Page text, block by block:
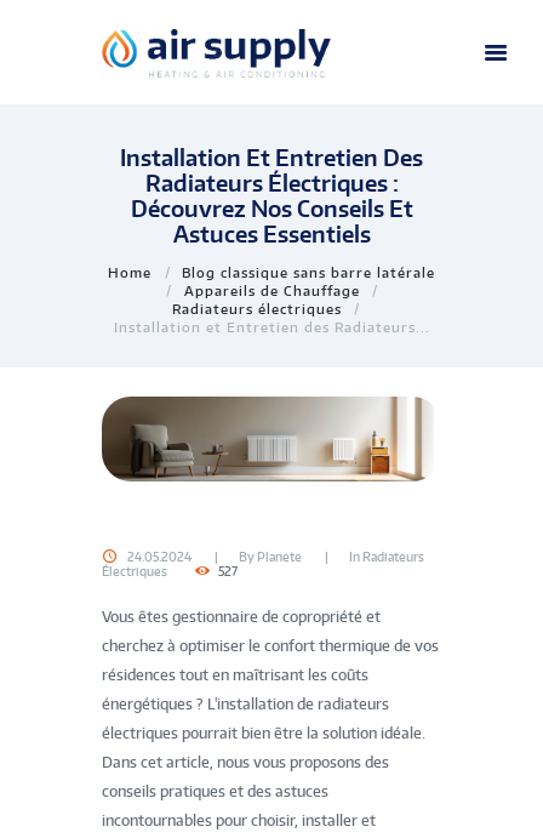
Installation Et Entretien Des
Radiateurs Électriques :
Découvrez Nos Conseils Et
Astuces Essentiels
Home
Blog classique sans barre latérale
Appareils de Chauffage
Radiateurs électriques
Installation et Entretien des Radiateurs...
24.05.2024 By Planete In Radiateurs
Électriques
527
Vous êtes gestionnaire de copropriété et
cherchez à optimiser le confort thermique de vos
résidences tout en maîtrisant les coûts
énergétiques ? L'installation de radiateurs
électriques pourrait bien être la solution idéale.
Dans cet article, nous vous proposons des
conseils pratiques et des astuces
incontournables pour choisir, installer et